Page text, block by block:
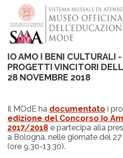
main
content
IO AMO I BENI CULTURALI
PROGETTI VINCITORI
28 NOVEMBRE 2018
Il MOdE ha documentato i
edizione del Concorso Io
2017/2018 e partecipa alla
a Bologna, nelle giornate del
(ore 9.30-13.30).